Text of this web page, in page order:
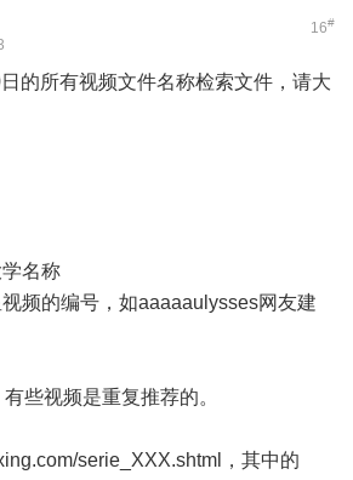
16#
的所有视频文件名称检索文件，请大
名称
频的编号，如aaaaaulysses网友建
些视频是重复推荐的。
serie_XXX.shtml
，其中的